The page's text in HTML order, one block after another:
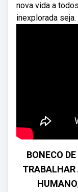
nova vida a
inexplorada seja.
BONECO
TRABALHAR